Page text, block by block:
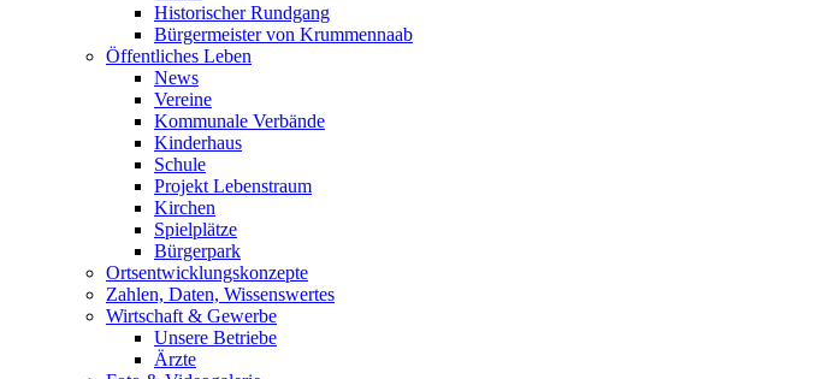
Historischer Rundgang
Bürgermeister von Krummennaab
Öffentliches Leben
News
Vereine
Kommunale Verbände
Kinderhaus
Schule
Projekt Lebenstraum
Kirchen
Spielplätze
Bürgerpark
Ortsentwicklungskonzepte
Zahlen, Daten, Wissenswertes
Wirtschaft & Gewerbe
Unsere Betriebe
Ärzte